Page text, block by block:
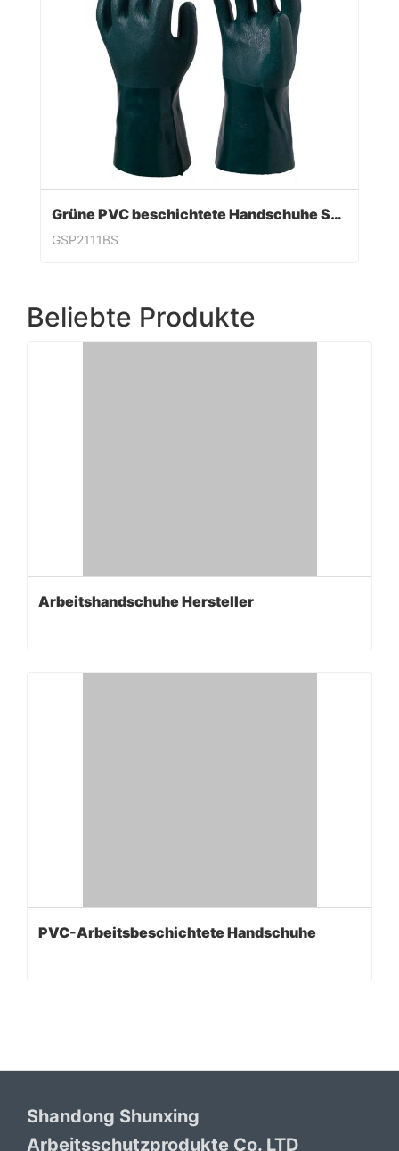
Grüne PVC beschichtete Handschuhe Sandy Finish
GSP2111BS
Beliebte Produkte
Arbeitshandschuhe Hersteller
PVC-Arbeitsbeschichtete Handschuhe
Shandong Shunxing
Arbeitsschutzprodukte Co. LTD